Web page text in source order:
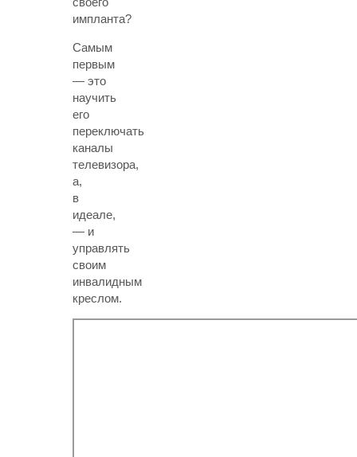
импланта?
Самым
первым
— это
научить
его
переключать
каналы
телевизора,
а,
в
идеале,
— и
управлять
своим
инвалидным
креслом.